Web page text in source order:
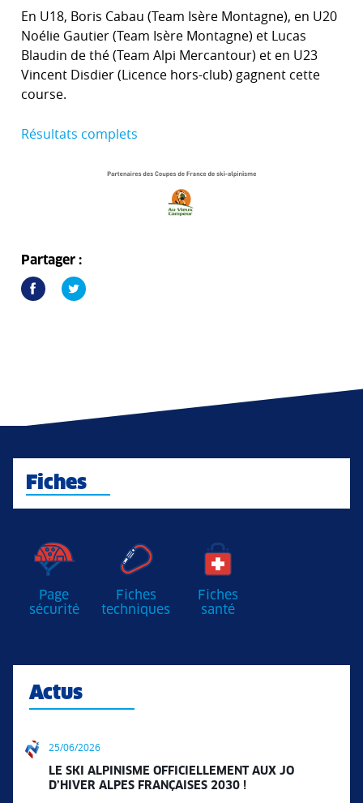
En U18, Boris Cabau (Team Isère Montagne), en U20
Noélie Gautier (Team Isère Montagne) et Lucas
Blaudin de thé (Team Alpi Mercantour) et en U23
Vincent Disdier (Licence hors-club) gagnent cette
course.
Résultats complets
Partager :
Fiches
Page
sécurité
Fiches
techniques
Fiches
santé
Actus
25/06/2026
LE SKI ALPINISME OFFICIELLEMENT AUX JO
D’HIVER ALPES FRANÇAISES 2030 !